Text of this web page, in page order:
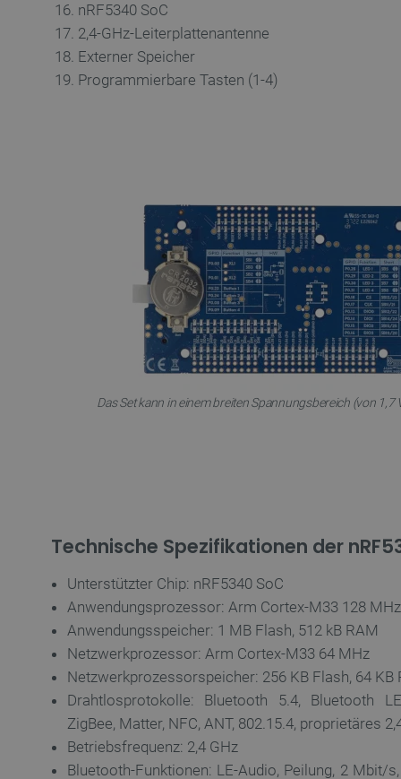
nRF5340 SoC
2,4-GHz-Leiterplattenantenne
Externer Speicher
Programmierbare Tasten (1-4)
Das Set kann in einem breiten Spannungsbereich (von 1,7
Technische Spezifikationen der
Unterstützter Chip: nRF5340 SoC
Anwendungsprozessor: Arm Cortex-M33 128
Anwendungsspeicher: 1 MB Flash, 512 kB RAM
Netzwerkprozessor: Arm Cortex-M33 64 MHz
Netzwerkprozessorspeicher: 256 KB Flash, 64 KB
Drahtlosprotokolle: Bluetooth 5.4, Bluetooth
ZigBee, Matter, NFC, ANT, 802.15.4, proprietäres
Betriebsfrequenz: 2,4 GHz
Bluetooth-Funktionen: LE-Audio, Peilung, 2 Mbit/
_lb
CookieScriptConsent
isListDisplay
_lb_ccc
Storage declaration